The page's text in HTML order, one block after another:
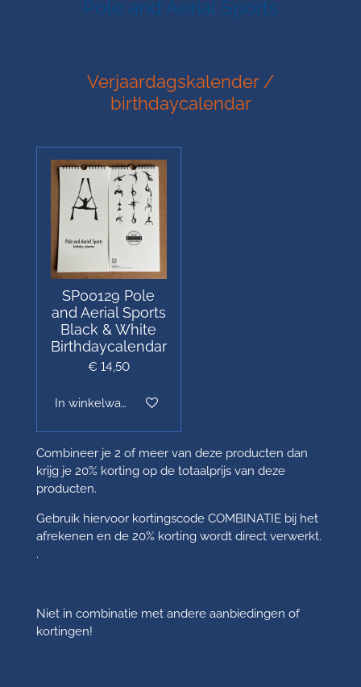
Pole and Aerial Sports
Verjaardagskalender /
birthdaycalendar
SP00129 Pole
and Aerial Sports
Black & White
Birthdaycalendar
€ 14,50
In winkelwagen
Combineer je 2 of meer van deze producten dan
krijg je 20% korting op de totaalprijs van deze
producten.
Gebruik hiervoor kortingscode COMBINATIE bij het
afrekenen en de 20% korting wordt direct verwerkt.
.
Niet in combinatie met andere aanbiedingen of
kortingen!